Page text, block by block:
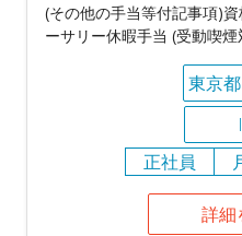
(その他の手当等付記事項)
ーサリー休暇手当 (受動喫
東京都
正社員
詳細